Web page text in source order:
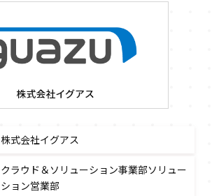
株式会社イグアス
クラウド＆ソリューション事業部ソリュー
ション営業部